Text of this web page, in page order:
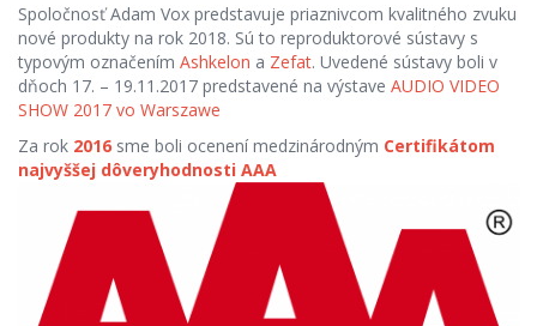
Spoločnosť Adam Vox predstavuje priaznivcom kvalitného zvuku
nové produkty na rok 2018. Sú to reproduktorové sústavy s
typovým označením Ashkelon a Zefat. Uvedené sústavy boli v
dňoch 17. – 19.11.2017 predstavené na výstave AUDIO VIDEO
SHOW 2017 vo Warszawe
Za rok 2016 sme boli ocenení medzinárodným Certifikátom
najvyššej dôveryhodnosti AAA